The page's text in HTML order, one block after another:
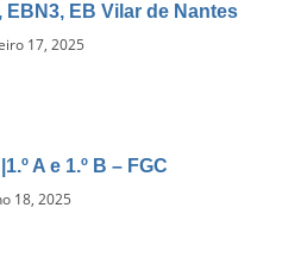
EBN3, EB Vilar de Nantes
17, 2025
A e 1.º B – FGC
18, 2025